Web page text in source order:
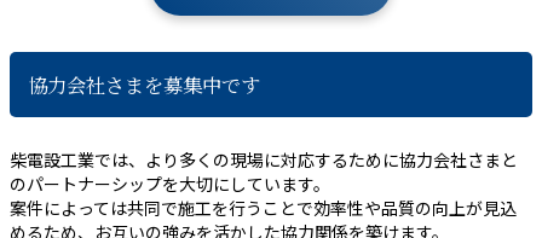
協力会社さまを募集中です
柴電設工業では、より多くの現場に対応するために協力会社さまと
のパートナーシップを大切にしています。
案件によっては共同で施工を行うことで効率性や品質の向上が見込
めるため、お互いの強みを活かした協力関係を築けます。